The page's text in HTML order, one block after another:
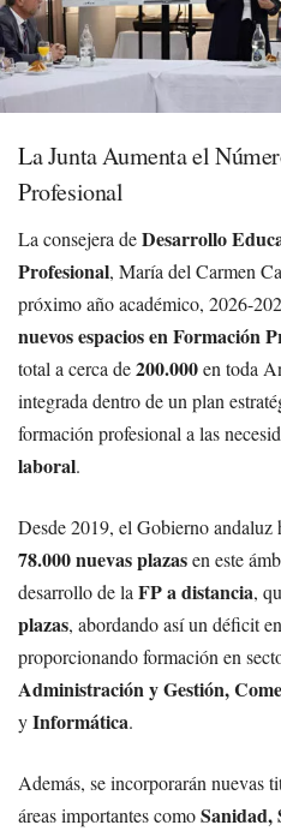
La Junta Aumenta el
Profesional
La consejera deDesarrollo
Profesional, María del Carmen
próximo año académico, 2026-
nuevos espacios en Formación
total a cerca de200.000en toda
integrada dentro de un plan
formación profesional a las
laboral.
Desde 2019, el Gobierno andaluz
78.000 nuevas plazasen este
desarrollo de la FP a distancia,
plazas, abordando así un déficit
proporcionando formación en
Administración y Gestión,
yInformática.
Además, se incorporarán nuevas
áreas importantes comoSanidad,